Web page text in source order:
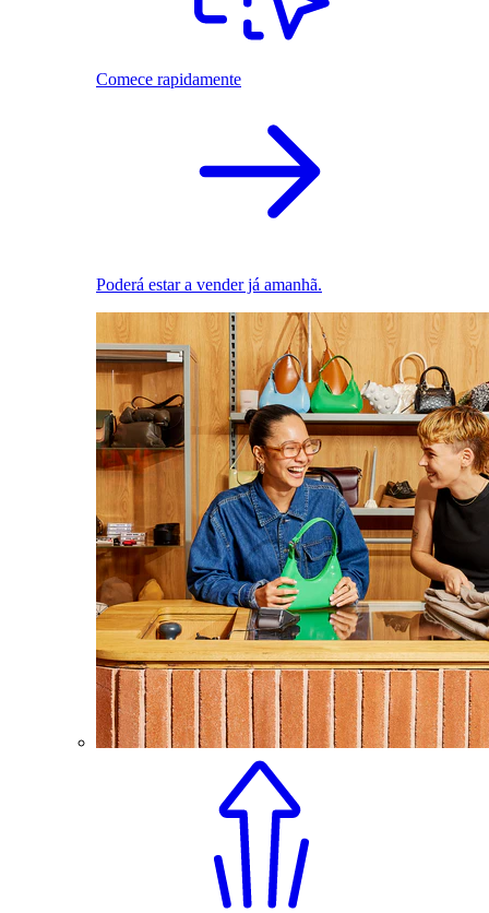
Comece rapidamente
Poderá estar a vender já amanhã.